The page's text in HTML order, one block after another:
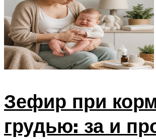
Зефир при
грудью: за и